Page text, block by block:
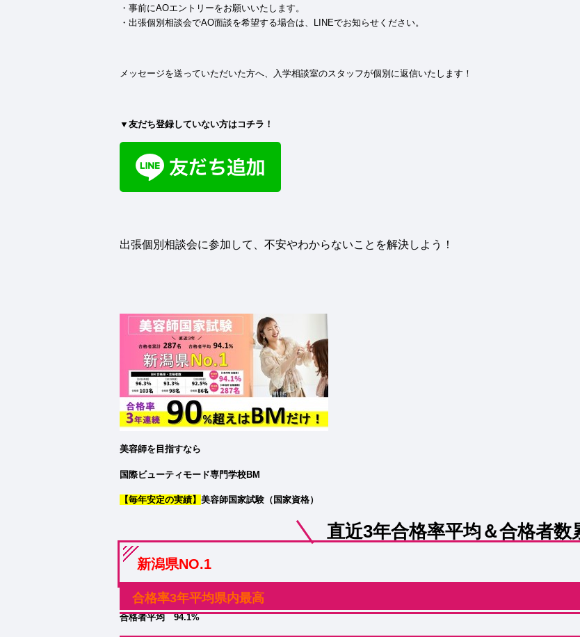
・事前にAOエントリーをお願いいたします。
・出張個別相談会でAO面談を希望する場合は、LINEでお知らせください。
メッセージを送っていただいた方へ、入学相談室のスタッフが個別に返信いたします！
▼友だち登録していない方はコチラ！
出張個別相談会に参加して、不安やわからないことを解決しよう！
美容師を目指すなら
国際ビューティモード専門学校BM
【毎年安定の実績】 美容師国家試験（国家資格）
直近3年合格率平均＆合格者数
新潟県NO.1
合格率3年平均県内最高
合格者平均 94.1%